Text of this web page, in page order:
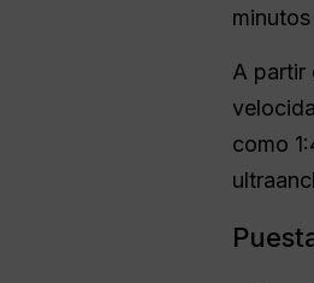
A partir
como